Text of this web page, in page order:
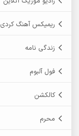
ریمیکس آهنگ کردی
زندگی نامه
فول آلبوم
کالکشن
محرم